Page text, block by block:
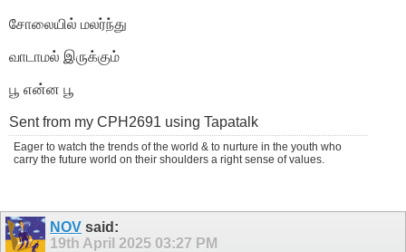
சோலையில் மலர்ந்து
வாடாமல் இருக்கும்
பூ என்ன பூ
Sent from my CPH2691 using Tapatalk
Eager to watch the trends of the world & to nurture in the youth who
carry the future world on their shoulders a right sense of values.
NOV said:
19th April 2025 03:27 PM